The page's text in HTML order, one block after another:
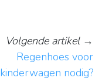
Volgende artikel→
Regenhoes voor
kinderwagen nodig?